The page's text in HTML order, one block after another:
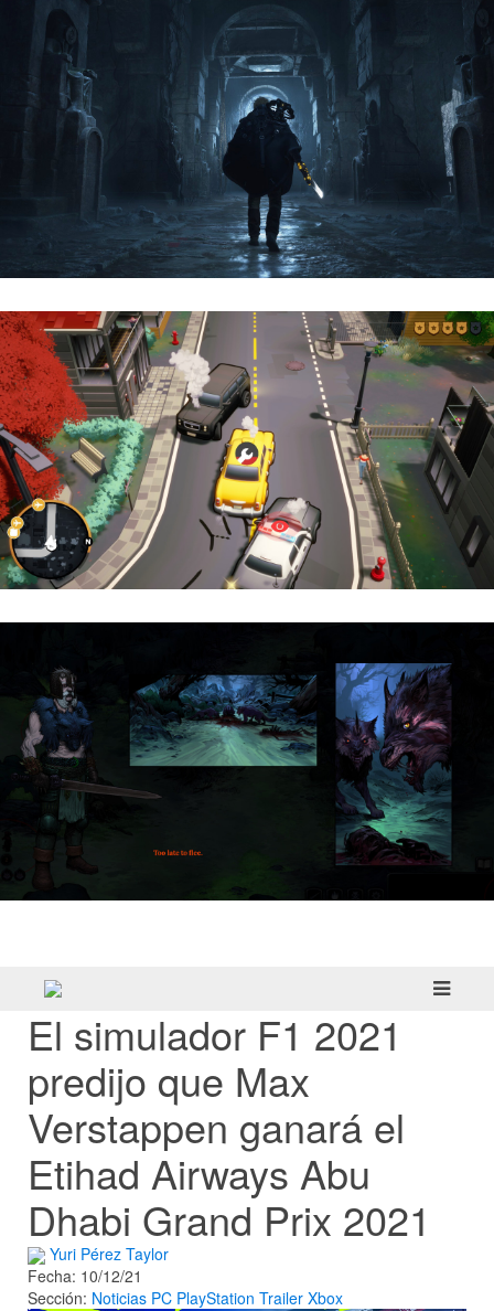
El simulador F1 2021
predijo que Max
Verstappen ganará el
Etihad Airways Abu
Dhabi Grand Prix 2021
Yuri Pérez Taylor
Fecha: 10/12/21
Sección: Noticias PC PlayStation Trailer Xbox